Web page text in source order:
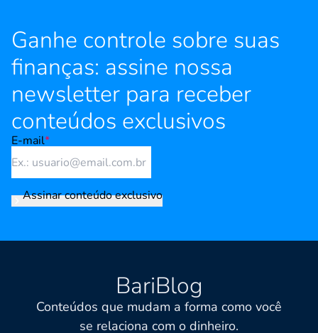
Ganhe controle sobre suas
finanças: assine nossa
newsletter para receber
conteúdos exclusivos
E-mail*
Assinar conteúdo exclusivo
BariBlog
Conteúdos que mudam a forma como você
se relaciona com o dinheiro.